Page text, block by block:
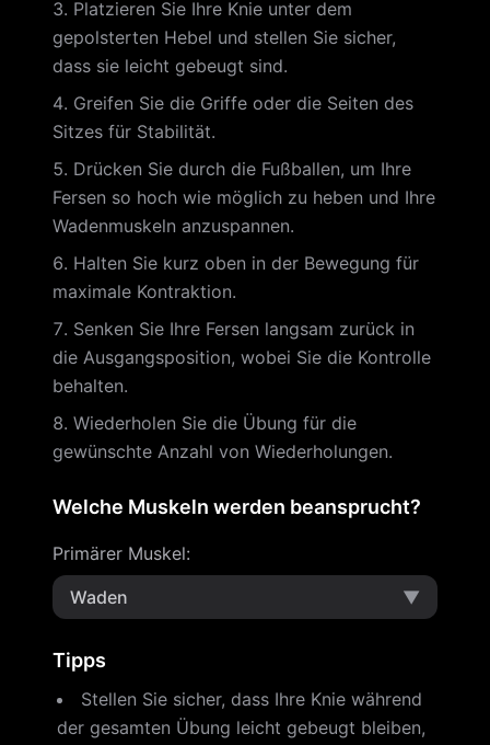
Platzieren Sie Ihre Knie unter dem
gepolsterten Hebel und stellen Sie sicher,
dass sie leicht gebeugt sind.
Greifen Sie die Griffe oder die Seiten des
Sitzes für Stabilität.
Drücken Sie durch die Fußballen, um Ihre
Fersen so hoch wie möglich zu heben und Ihre
Wadenmuskeln anzuspannen.
Halten Sie kurz oben in der Bewegung für
maximale Kontraktion.
Senken Sie Ihre Fersen langsam zurück in
die Ausgangsposition, wobei Sie die Kontrolle
behalten.
Wiederholen Sie die Übung für die
gewünschte Anzahl von Wiederholungen.
Welche Muskeln werden beansprucht?
Primärer Muskel:
Waden
▼
Tipps
Stellen Sie sicher, dass Ihre Knie während
der gesamten Übung leicht gebeugt bleiben,